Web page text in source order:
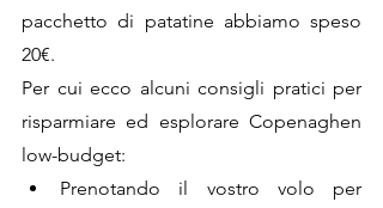
pacchetto di patatine abbiamo speso
20€.
Per cui ecco alcuni consigli pratici per
risparmiare ed esplorare Copenaghen
low-budget:
Prenotando il vostro volo per